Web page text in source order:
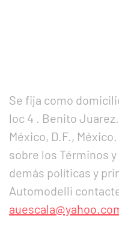
Se fija como
loc 4 . Benito
México, D.F.,
sobre los Términos
demás políticas y
Automodelli